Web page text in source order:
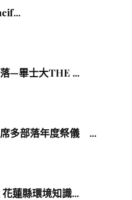
—畢士大THE ...
多部落年度祭儀 ...
蓮縣環境知識...